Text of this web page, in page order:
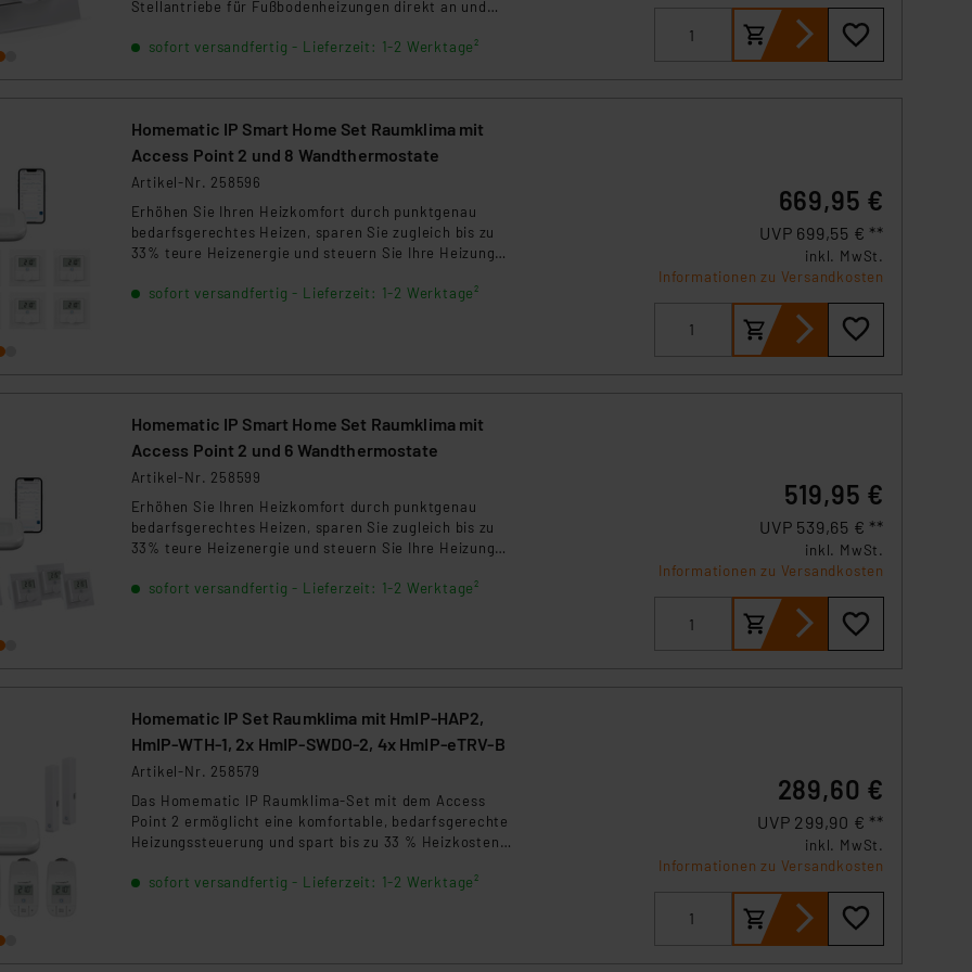
der EU. Dies bedeutet, dass die USA als Land mit unzureichendem
verarbeiten, ohne dass hiergegen Klagemöglichkeiten für Europäer bestehen.
Stellantriebe für Fußbodenheizungen direkt an und
Raum.
sofort versandfertig - Lieferzeit: 1-2 Werktage²
Homematic IP Smart Home Set Raumklima mit
Access Point 2 und 8 Wandthermostate
Artikel-Nr. 258596
Erhöhen Sie Ihren Heizkomfort durch punktgenau
bedarfsgerechtes Heizen, sparen Sie zugleich bis zu
33% teure Heizenergie und steuern Sie Ihre Heizung
1xHAP-2, 8xBWTH
sofort versandfertig - Lieferzeit: 1-2 Werktage²
669,95 €
UVP 699,55 € **
inkl. MwSt.
Informationen zu Versandkosten
Homematic IP Smart Home Set Raumklima mit
Access Point 2 und 6 Wandthermostate
Artikel-Nr. 258599
Erhöhen Sie Ihren Heizkomfort durch punktgenau
bedarfsgerechtes Heizen, sparen Sie zugleich bis zu
33% teure Heizenergie und steuern Sie Ihre Heizung
1xHAP-2,6xBWTH
sofort versandfertig - Lieferzeit: 1-2 Werktage²
519,95 €
UVP 539,65 € **
inkl. MwSt.
Informationen zu Versandkosten
Homematic IP Set Raumklima mit HmIP-HAP2,
HmIP-WTH-1, 2x HmIP-SWDO-2, 4x HmIP-eTRV-B
Artikel-Nr. 258579
Das Homematic IP Raumklima-Set mit dem Access
Point 2 ermöglicht eine komfortable, bedarfsgerechte
Heizungssteuerung und spart bis zu 33 % Heizkosten.
bequem per Smartphone-App, Sprachassistent oder
sofort versandfertig - Lieferzeit: 1-2 Werktage²
289,60 €
UVP 299,90 € **
inkl. MwSt.
Informationen zu Versandkosten